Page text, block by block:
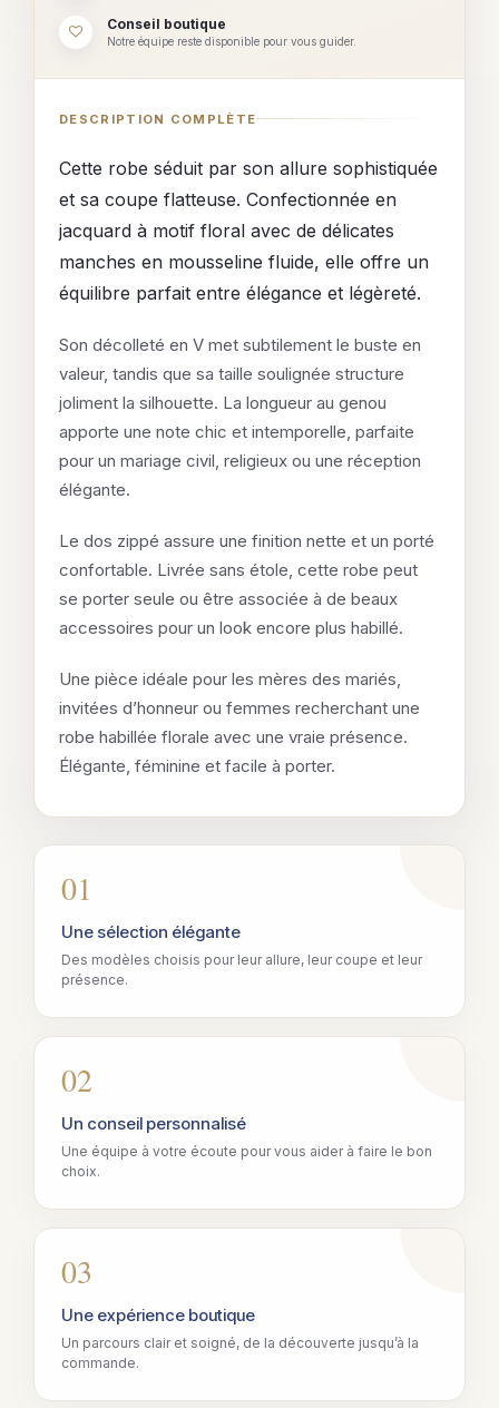
Conseil boutique
Notre équipe reste disponible pour vous guider.
DESCRIPTION COMPLÈTE
Cette robe séduit par son allure sophistiquée
et sa coupe flatteuse. Confectionnée en
jacquard à motif floral avec de délicates
manches en mousseline fluide, elle offre un
équilibre parfait entre élégance et légèreté.
Son décolleté en V met subtilement le buste en
valeur, tandis que sa taille soulignée structure
joliment la silhouette. La longueur au genou
apporte une note chic et intemporelle, parfaite
pour un mariage civil, religieux ou une réception
élégante.
Le dos zippé assure une finition nette et un porté
confortable. Livrée sans étole, cette robe peut
se porter seule ou être associée à de beaux
accessoires pour un look encore plus habillé.
Une pièce idéale pour les mères des mariés,
invitées d’honneur ou femmes recherchant une
robe habillée florale avec une vraie présence.
Élégante, féminine et facile à porter.
01
Une sélection élégante
Des modèles choisis pour leur allure, leur coupe et leur
présence.
02
Un conseil personnalisé
Une équipe à votre écoute pour vous aider à faire le bon
choix.
03
Une expérience boutique
Un parcours clair et soigné, de la découverte jusqu’à la
commande.